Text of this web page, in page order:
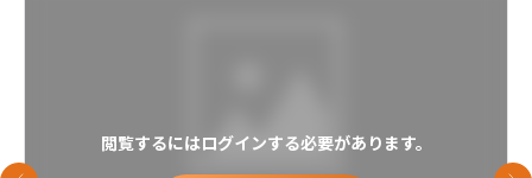
閲覧するにはログインする必要があります。